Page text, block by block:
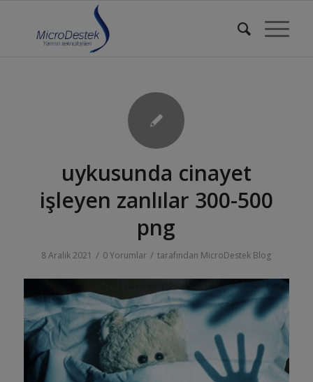
uykusunda cinayet
işleyen zanlılar 300-500
png
8 Aralık 2021 / 0 Yorumlar / tarafından MicroDestek Blog